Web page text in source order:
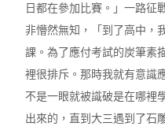
日都在參加比賽。」一路征
非懵然無知，「到了高中，
課。為了應付考試的炭筆素
裡很排斥。那時我就有意識
不是一眼就被識破是在哪裡
出來的，直到大三遇到了石